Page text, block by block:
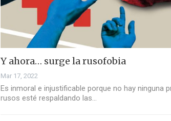
Y ahora… surge la rusofobia
Mar 17, 2022
Es inmoral e injustificable porque no hay ninguna
rusos esté respaldando las…